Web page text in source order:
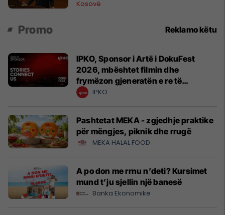
Kosovë
Promo Reklamo këtu
IPKO, Sponsor i Artë i DokuFest
2026, mbështet filmin dhe
frymëzon gjeneratën e re të
krijuesve
IPKO
Pashtetat MEKA - zgjedhje praktike
për mëngjes, piknik dhe rrugë
MEKA HALAL FOOD
A po don me rrnu n’deti? Kursimet
mund t’ju sjellin një banesë
Banka Ekonomike